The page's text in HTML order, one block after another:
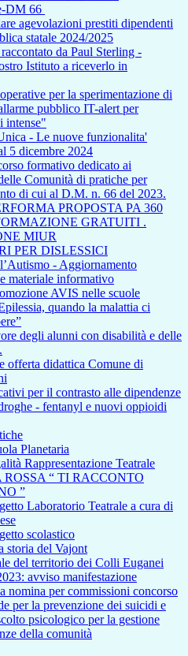
DM 66
agevolazioni prestiti dipendenti
statale 2024/2025
raccontato da Paul Sterling -
Istituto a riceverlo in
per la sperimentazione di
pubblico IT-alert per
intense"
- Le nuove funzionalita'
5 dicembre 2024
formativo dedicato ai
Comunità di pratiche per
di cui al D.M. n. 66 del 2023.
PROPOSTA PA 360
GRATUITI .
MIUR
PER DISLESSICI
- Aggiornamento
materiale informativo
AVIS nelle scuole
quando la malattia ci
degli alunni con disabilità e delle
offerta didattica Comune di
per il contrasto alle dipendenze
- fentanyl e nuovi oppioidi
Planetaria
Rappresentazione Teatrale
ROSSA “ TI RACCONTO
”
Laboratorio Teatrale a cura di
scolastico
storia del Vajont
del territorio dei Colli Euganei
avviso manifestazione
nomina per commissioni concorso
per la prevenzione dei suicidi e
psicologico per la gestione
della comunità